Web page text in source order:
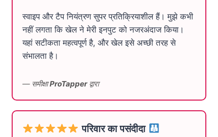
स्वाइप और टैप नियंत्रण सुपर प्रतिक्रियाशील हैं। मुझे कभी
नहीं लगता कि खेल ने मेरी इनपुट को नजरअंदाज किया।
यहां सटीकता महत्वपूर्ण है, और खेल इसे अच्छी तरह से
संभालता है।
— समीक्षाProTapperद्वारा
परिवार का पसंदीदा